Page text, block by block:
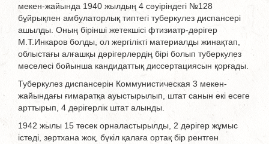
мекен-жайында 1940 жылдың 4 сәуіріндегі №128
бұйрықпен амбулаторлық типтегі туберкулез диспансері
ашылды. Оның бірінші жетекшісі фтизиатр-дәрігер
М.Т.Инкаров болды, ол жергілікті материалды жинақтап,
облыстағы алғашқы дәрігерлердің бірі болып туберкулез
мәселесі бойынша кандидаттық диссертациясын қорғады.
Туберкулез диспансерін Коммунистическая 3 мекен-
жайындағы ғимаратқа ауыстырылып, штат санын екі есеге
арттырып, 4 дәрігерлік штат алынды.
1942 жылы 15 төсек орналастырылды, 2 дәрігер жұмыс
істеді, зертхана жоқ, бүкіл қалаға ортақ бір рентген